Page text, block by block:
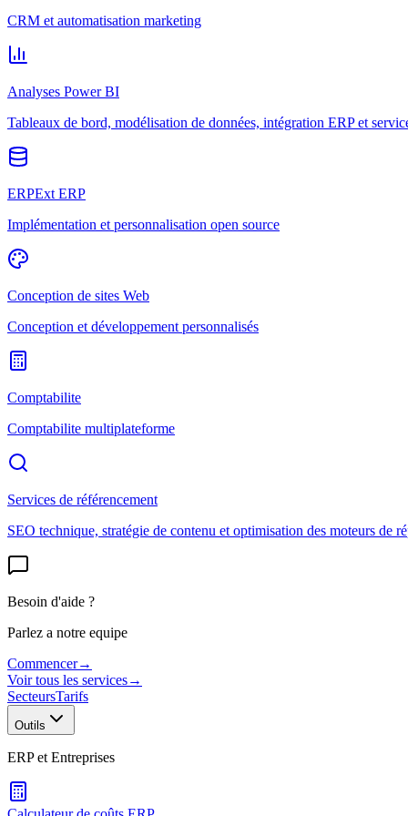
CRM et automatisation marketing
Analyses Power BI
Tableaux de bord, modélisation de données, intégration ERP et
ERPExt ERP
Implémentation et personnalisation open source
Conception de sites Web
Conception et développement personnalisés
Comptabilite
Comptabilite multiplateforme
Services de référencement
SEO technique, stratégie de contenu et optimisation des moteurs de
Besoin d'aide ?
Parlez a notre equipe
Commencer→
Voir tous les services→
SecteursTarifs
Outils
ERP et Entreprises